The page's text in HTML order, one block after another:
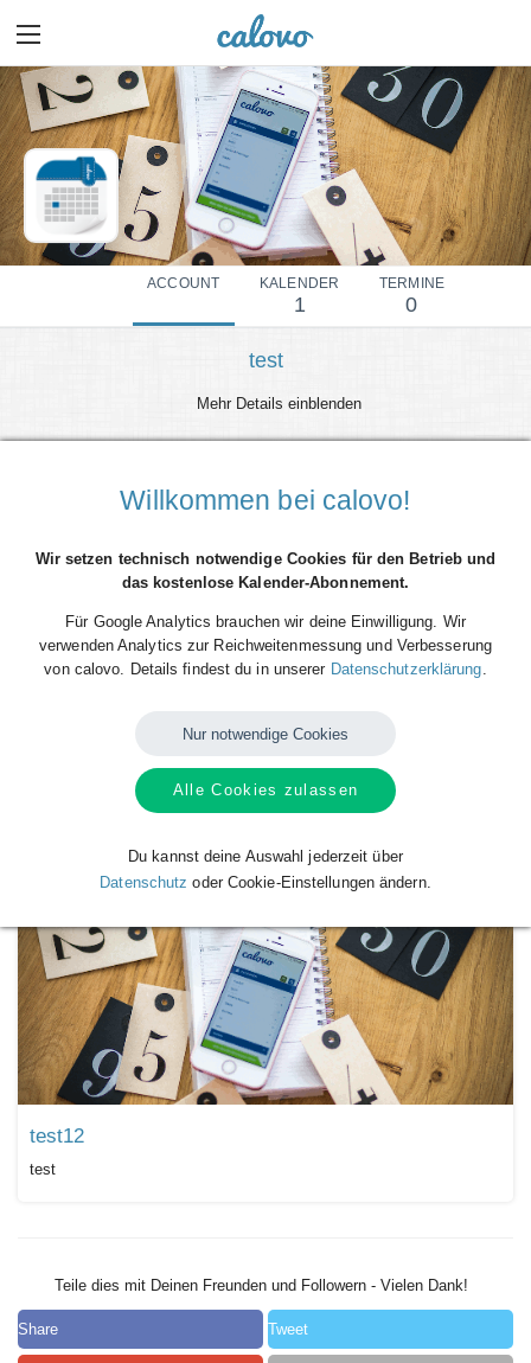
ACCOUNT KALENDER
1
TERMINE
0
test
Mehr Details einblenden
VerfügbareKalendervon
test12
test
Teile dies mit Deinen Freunden und Followern - Vielen Dank!
Share Tweet
Willkommen bei calovo!
Wir setzen technisch notwendige Cookies für den Betrieb und
das kostenlose Kalender-Abonnement.
Für Google Analytics brauchen wir deine Einwilligung. Wir
verwenden Analytics zur Reichweitenmessung und Verbesserung
von calovo. Details findest du in unserer Datenschutzerklärung
Nur notwendige Cookies
Alle Cookies zulassen
Du kannst deine Auswahl jederzeit über
Datenschutz oder Cookie-Einstellungen ändern.